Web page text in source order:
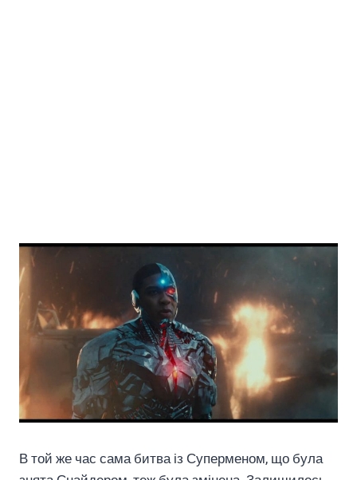
В той же час сама битва із Суперменом, що була